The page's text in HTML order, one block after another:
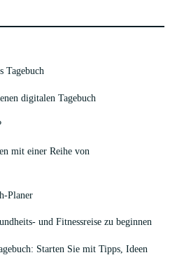
Tagebuch
digitalen Tagebuch
mit einer Reihe von
Planer
und Fitnessreise zu beginnen
Starten Sie mit Tipps, Ideen